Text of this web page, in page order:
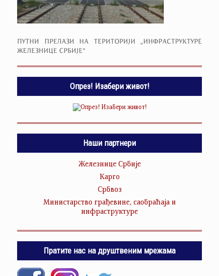
ПУТНИ ПРЕЛАЗИ НА ТЕРИТОРИЈИ „ИНФРАСТРУКТУРЕ
ЖЕЛЕЗНИЦЕ СРБИЈЕ“
Опрез! Изабери живот!
Наши партнери
Железнице Србије
Карго
Србвоз
Министарство грађевине, саобраћаја и
инфраструктуре
Пратите нас на друштвеним мрежама